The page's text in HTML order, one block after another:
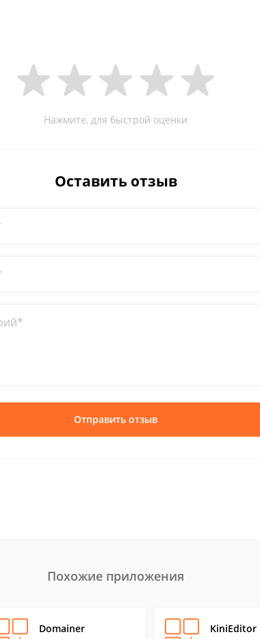
Нажмите, для быстрой оценки
Оставить отзыв
Отправить отзыв
Похожие приложения
Domainer KiniEditor